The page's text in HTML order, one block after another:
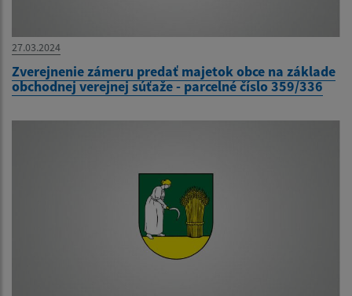
27.03.2024
Zverejnenie zámeru predať majetok obce na základe
obchodnej verejnej súťaže - parcelné číslo 359/336